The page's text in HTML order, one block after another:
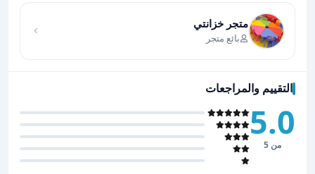
متجر خزانتي
بائع متجر
التقييم والمراجعات
5.0
من 5